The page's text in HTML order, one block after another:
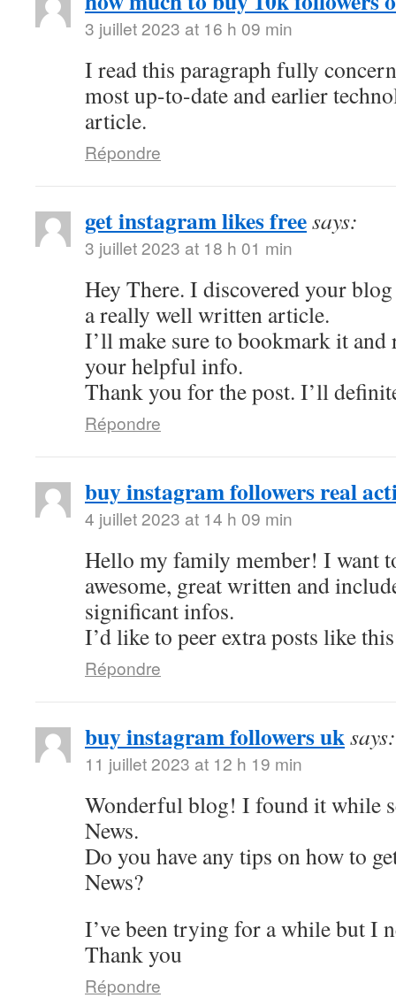
3 juillet 2023 at 16 h 09 min
I read this paragraph fully
most up-to-date and earlier
article.
Répondre
get instagram likes freesays:
3 juillet 2023 at 18 h 01 min
Hey There. I discovered your
a really well written article.
I’ll make sure to bookmark it
your helpful info.
Thank you for the post. I’ll
Répondre
buy instagram followers real
4 juillet 2023 at 14 h 09 min
Hello my family member! I want
awesome, great written and
significant infos.
I’d like to peer extra posts like
Répondre
buy instagram followers uksays:
11 juillet 2023 at 12 h 19 min
Wonderful blog! I found it while
News.
Do you have any tips on how to
News?
I’ve been trying for a while but I
Thank you
Répondre